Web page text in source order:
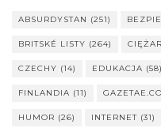
ABSURDYSTAN (251)
BRITSKÉ LISTY (264)
CZECHY (14) EDUKACJA (58)
FINLANDIA (11)
HUMOR (26) INTERNET (31)